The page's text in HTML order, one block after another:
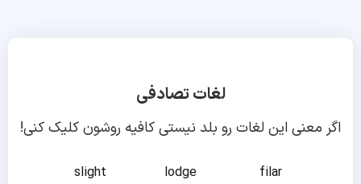
لغات تصادفی
اگر معنی این لغات رو بلد نیستی کافیه روشون کلیک کنی!
slight lodge
filar